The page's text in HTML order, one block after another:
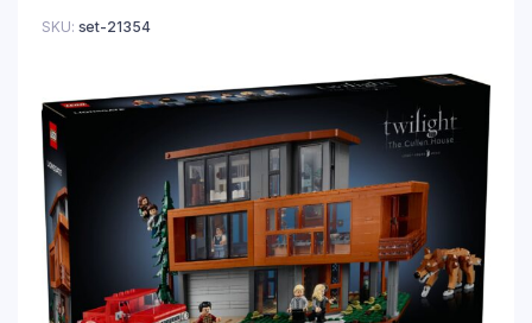
SKU: set-21354